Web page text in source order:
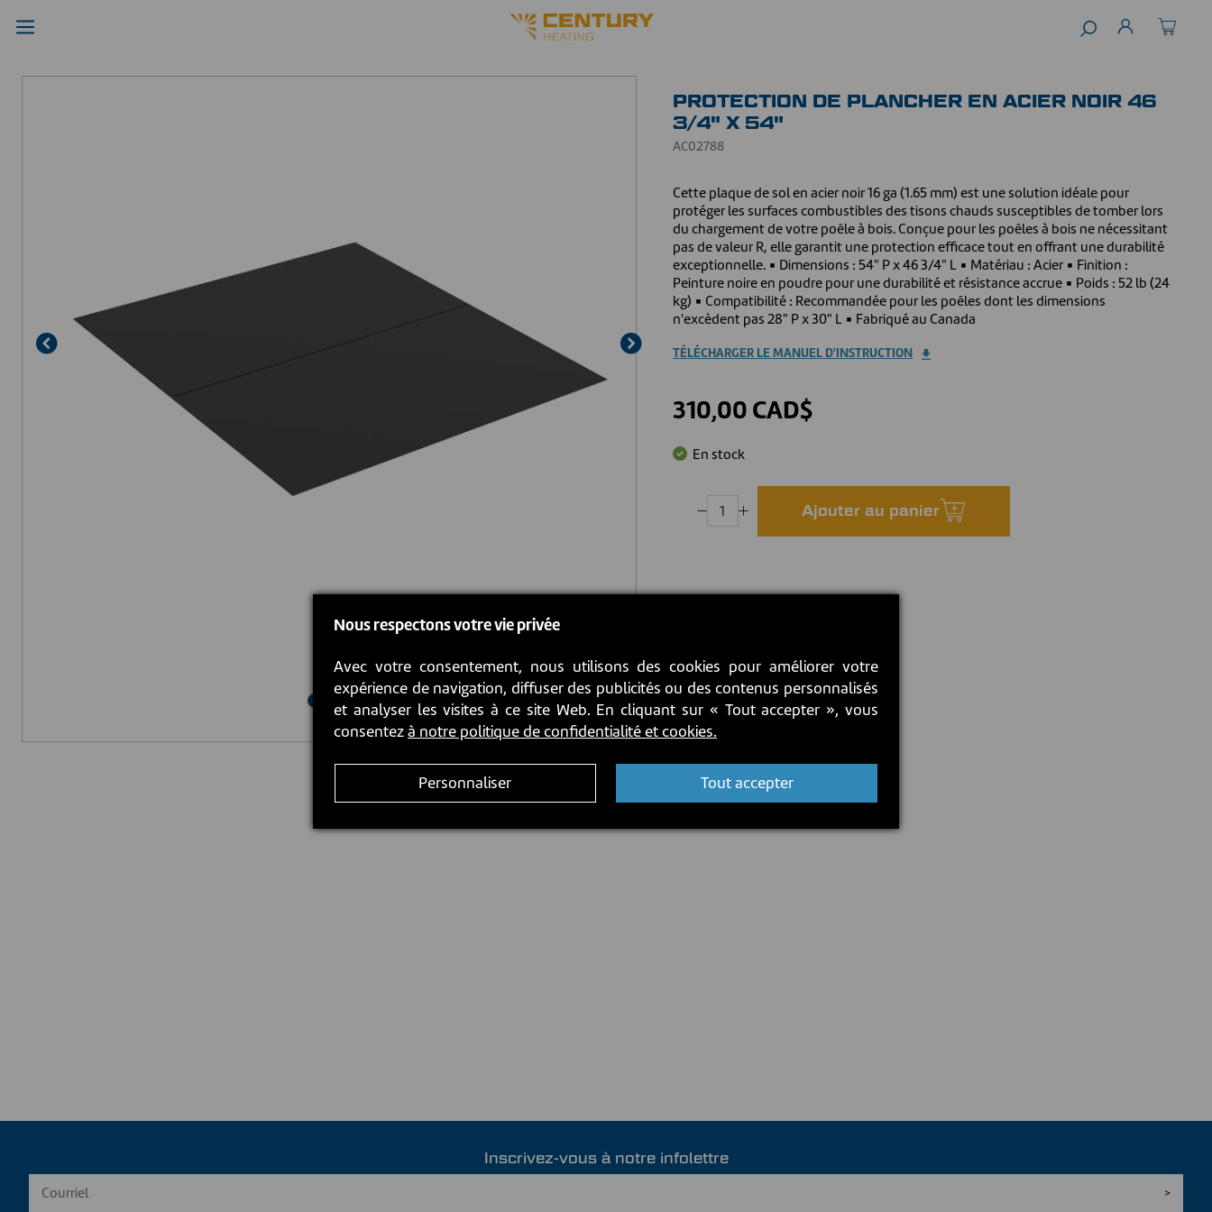
PROTECTION DE PLANCHER EN ACIER NOIR 46
3/4" X 54"
AC02788
Cette plaque de sol en acier noir 16 ga (1.65 mm) est une solution idéale pour
protéger les surfaces combustibles des tisons chauds susceptibles de tomber lors
du chargement de votre poêle à bois. Conçue pour les poêles à bois ne nécessitant
pas de valeur R, elle garantit une protection efficace tout en offrant une durabilité
exceptionnelle. ▪ Dimensions : 54" P x 46 3/4" L ▪ Matériau : Acier ▪ Finition :
Peinture noire en poudre pour une durabilité et résistance accrue ▪ Poids : 52 lb (24
kg) ▪ Compatibilité : Recommandée pour les poêles dont les dimensions
n'excèdent pas 28" P x 30" L ▪ Fabriqué au Canada
TÉLÉCHARGER LE MANUEL D'INSTRUCTION
310,00 CAD$
En stock
Ajouter au panier
Inscrivez-vous à notre infolettre
Nous respectons votre vie privée
Avec votre consentement, nous utilisons des cookies pour améliorer votre
expérience de navigation, diffuser des publicités ou des contenus personnalisés
et analyser les visites à ce site Web. En cliquant sur « Tout accepter », vous
consentezà notre politique de confidentialité et cookies.
Personnaliser Tout accepter